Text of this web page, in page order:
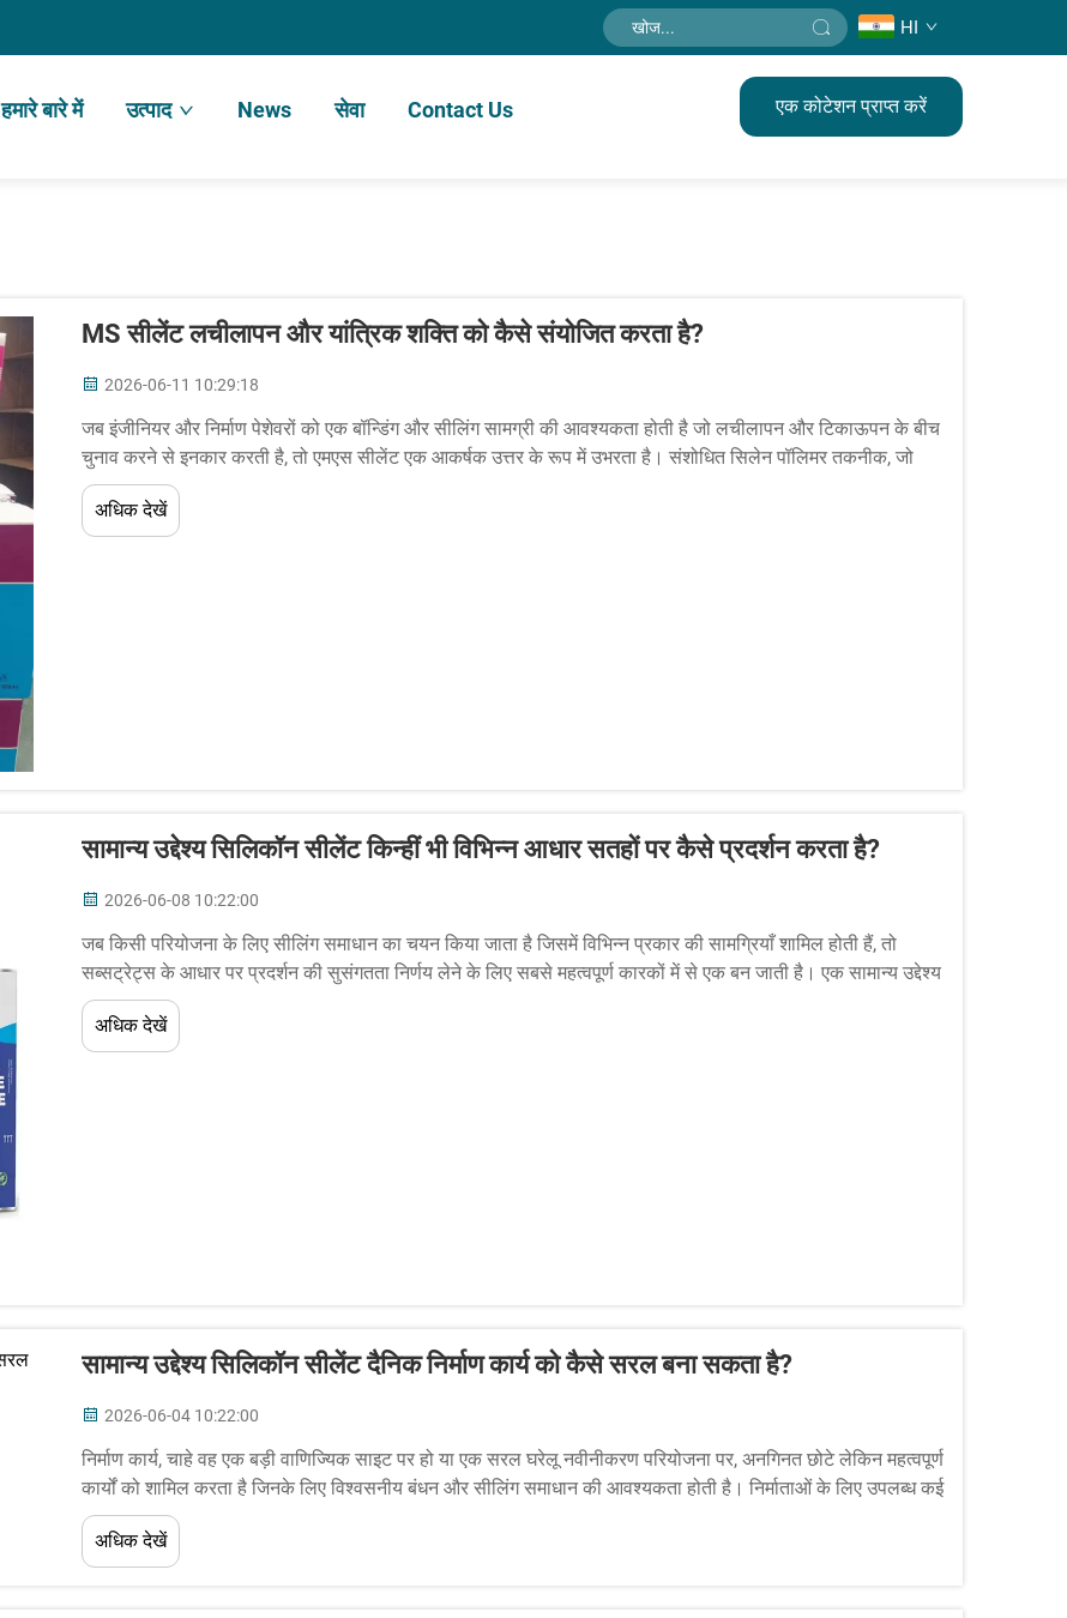
HI
हमारे बारे में उत्पाद News सेवा Contact Us एक कोटेशन प्राप्त करें
MS सीलेंट लचीलापन और यांत्रिक शक्ति को कैसे संयोजित करता है?
2026-06-11 10:29:18
जब इंजीनियर और निर्माण पेशेवरों को एक बॉन्डिंग और सीलिंग सामग्री की आवश्यकता होती है जो लचीलापन और टिकाऊपन के बीच
चुनाव करने से इनकार करती है, तो एमएस सीलेंट एक आकर्षक उत्तर के रूप में उभरता है। संशोधित सिलेन पॉलिमर तकनीक, जो
प्रत्येक एमएस की आधारशिला है...
अधिक देखें
सामान्य उद्देश्य सिलिकॉन सीलेंट किन्हीं भी विभिन्न आधार सतहों पर कैसे प्रदर्शन करता है?
2026-06-08 10:22:00
जब किसी परियोजना के लिए सीलिंग समाधान का चयन किया जाता है जिसमें विभिन्न प्रकार की सामग्रियाँ शामिल होती हैं, तो
सब्सट्रेट्स के आधार पर प्रदर्शन की सुसंगतता निर्णय लेने के लिए सबसे महत्वपूर्ण कारकों में से एक बन जाती है। एक सामान्य उद्देश्य
का सिलिकॉन सीलेंट विशेष रूप से बंधन के लिए डिज़ाइन किया गया है,...
अधिक देखें
सामान्य उद्देश्य सिलिकॉन सीलेंट दैनिक निर्माण कार्य को कैसे सरल बना सकता है?
2026-06-04 10:22:00
निर्माण कार्य, चाहे वह एक बड़ी वाणिज्यिक साइट पर हो या एक सरल घरेलू नवीनीकरण परियोजना पर, अनगिनत छोटे लेकिन महत्वपूर्ण
कार्यों को शामिल करता है जिनके लिए विश्वसनीय बंधन और सीलिंग समाधान की आवश्यकता होती है। निर्माताओं के लिए उपलब्ध कई
उत्पादों में से, कंट्रैक...
अधिक देखें